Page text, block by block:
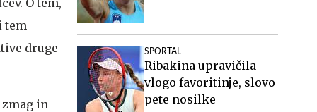
tem
druge
in
SPORTAL
Ribakina upravičila
vlogo favoritinje, slovo
pete nosilke